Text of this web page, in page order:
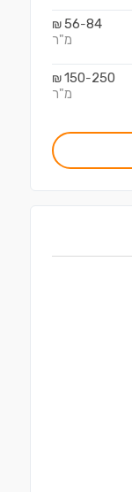
56-84
₪
מ"ר
150-250
₪
מ"ר